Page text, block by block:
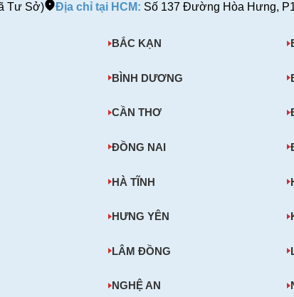
Tư Sở) Địa chỉ tại HCM: Số 137 Đường Hòa Hưng,
BẮC KẠN
BÌNH DƯƠNG
CẦN THƠ
ĐỒNG NAI
HÀ TĨNH
HƯNG YÊN
LÂM ĐỒNG
NGHỆ AN